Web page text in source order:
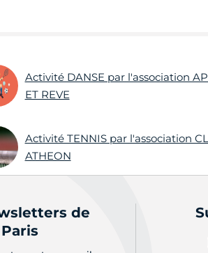
Activité DANSE par l'association
ET REVE
Activité TENNIS par l'association
ATHEON
de
Paris